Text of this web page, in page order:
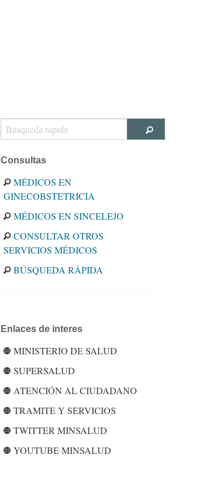
Consultas
MÉDICOS EN
GINECOBSTETRICIA
MÉDICOS EN SINCELEJO
CONSULTAR OTROS
SERVICIOS MÉDICOS
BÚSQUEDA RÁPIDA
Enlaces de interes
MINISTERIO DE SALUD
SUPERSALUD
ATENCIÓN AL CIUDADANO
TRAMITE Y SERVICIOS
TWITTER MINSALUD
YOUTUBE MINSALUD